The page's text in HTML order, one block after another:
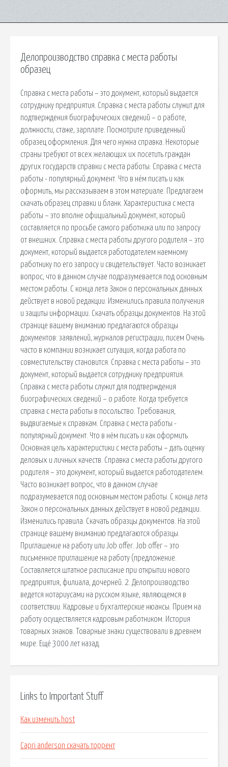
Делопроизводство справка с места работы
образец
Справка с места работы – это документ, который выдается
сотруднику предприятия. Справка с места работы служит для
подтверждения биографических сведений – о работе,
должности, стаже, зарплате. Посмотрите приведенный
образец оформления. Для чего нужна справка. Некоторые
страны требуют от всех желающих их посетить граждан
других государств справки с места работы. Справка с места
работы - популярный документ. Что в нём писать и как
оформить, мы рассказываем в этом материале. Предлагаем
скачать образец справки и бланк. Характеристика с места
работы – это вполне официальный документ, который
составляется по просьбе самого работника или по запросу
от внешних. Справка с места работы другого родителя – это
документ, который выдается работодателем наемному
работнику по его запросу и свидетельствует. Часто возникает
вопрос, что в данном случае подразумевается под основным
местом работы. С конца лета Закон о персональных данных
действует в новой редакции. Изменились правила получения
и защиты информации. Скачать образцы документов. На этой
странице вашему вниманию предлагаются образцы
документов: заявлений, журналов регистрации, писем Очень
часто в компании возникает ситуация, когда работа по
совместительству становится. Справка с места работы – это
документ, который выдается сотруднику предприятия.
Справка с места работы служит для подтверждения
биографических сведений – о работе. Когда требуется
справка с места работы в посольство. Требования,
выдвигаемые к справкам. Справка с места работы -
популярный документ. Что в нём писать и как оформить
Основная цель характеристики с места работы – дать оценку
деловых и личных качеств. Справка с места работы другого
родителя – это документ, который выдается работодателем.
Часто возникает вопрос, что в данном случае
подразумевается под основным местом работы. С конца лета
Закон о персональных данных действует в новой редакции.
Изменились правила. Скачать образцы документов. На этой
странице вашему вниманию предлагаются образцы.
Приглашение на работу или Job offer. Job offer – это
письменное приглашение на работу (предложение.
Составляется штатное расписание при открытии нового
предприятия, филиала, дочерней. 2. Делопроизводство
ведется нотариусами на русском языке, являющемся в
соответствии. Кадровые и бухгалтерские нюансы. Прием на
работу осуществляется кадровым работником. История
товарных знаков. Товарные знаки существовали в древнем
мире. Ещё 3000 лет назад.
Links to Important Stuff
Как изменить host
Capri anderson скачать торрент